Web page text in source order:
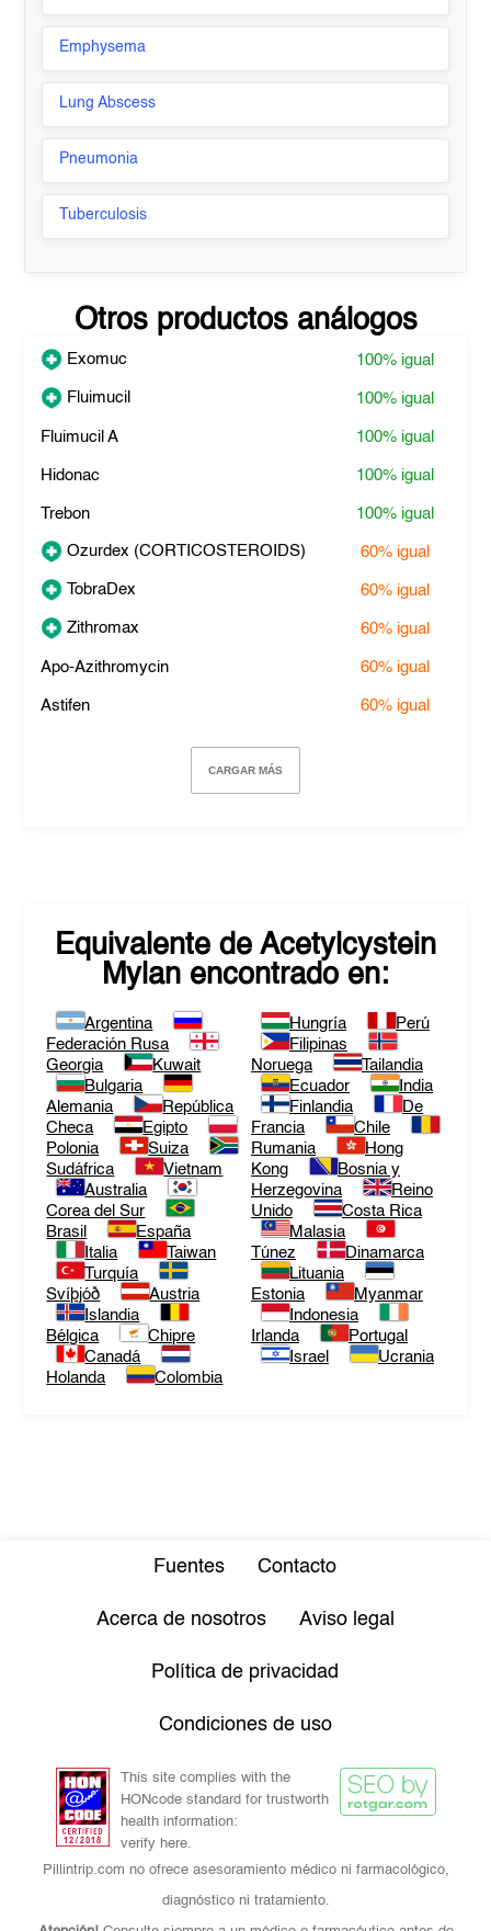
Emphysema
Lung Abscess
Pneumonia
Tuberculosis
Otros productos análogos
Exomuc 100% igual
Fluimucil 100% igual
Fluimucil A 100% igual
Hidonac 100% igual
Trebon 100% igual
Ozurdex (CORTICOSTEROIDS) 60% igual
TobraDex 60% igual
Zithromax 60% igual
Apo-Azithromycin 60% igual
Astifen 60% igual
CARGAR MÁS
Equivalente de Acetylcystein
Mylan encontrado en:
Argentina
Federación Rusa
Georgia
Kuwait
Bulgaria
Alemania
República
Checa
Egipto
Polonia
Suiza
Sudáfrica
Vietnam
Australia
Corea del Sur
Brasil
España
Italia
Taiwan
Turquía
Svíþjóð
Austria
Islandia
Bélgica
Chipre
Canadá
Holanda
Colombia
Hungría
Perú
Filipinas
Noruega
Tailandia
Ecuador
India
Finlandia
De
Francia
Chile
Rumania
Hong
Kong
Bosnia y
Herzegovina
Reino
Unido
Costa Rica
Malasia
Túnez
Dinamarca
Lituania
Estonia
Myanmar
Indonesia
Irlanda
Portugal
Israel
Ucrania
Fuentes Contacto
Acerca de nosotros Aviso legal
Política de privacidad
Condiciones de uso
This site complies with the
HONcode standard for trustworth
health information:
verify here.
Pillintrip.com no ofrece asesoramiento médico ni farmacológico,
diagnóstico ni tratamiento.